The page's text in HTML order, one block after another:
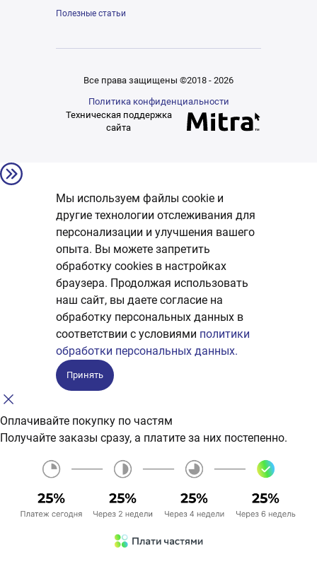
Полезные статьи
Все права защищены ©2018 - 2026
Политика конфиденциальности
Техническая поддержка
сайта
Мы используем файлы cookie и
другие технологии отслеживания для
персонализации и улучшения вашего
опыта. Вы можете запретить
обработку сookies в настройках
браузера. Продолжая использовать
наш сайт, вы даете согласие на
обработку персональных данных в
соответствии с условиями политики
обработки персональных данных.
Принять
Оплачивайте покупку по частям
Получайте заказы сразу, а платите за них постепенно.